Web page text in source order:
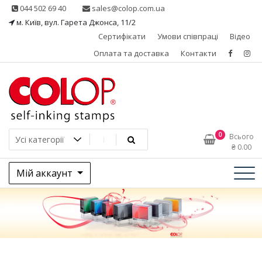
Skip 044 502 69 40
sales@colop.com.ua
м. Київ, вул. Гарета Джонса, 11/2
Сертифікати
Умови співпраці
Відео
Оплата та доставка
Контакти
КОЛОП – ексклюзивний
представник в Україні
одного з провідних
виробників штемпельної
продукції, австрійської
0
Всього
₴ 0.00
Мій аккаунт